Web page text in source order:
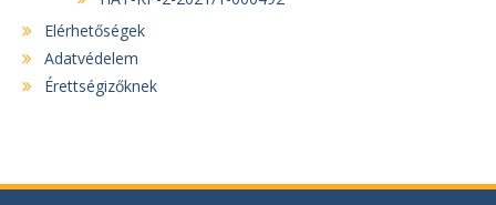
Elérhetőségek
Adatvédelem
Érettségizőknek